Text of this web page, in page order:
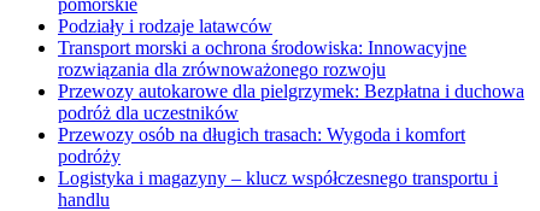
Podziały i rodzaje latawców
Transport morski a ochrona środowiska: Innowacyjne
rozwiązania dla zrównoważonego rozwoju
Przewozy autokarowe dla pielgrzymek: Bezpłatna i duchowa
podróż dla uczestników
Przewozy osób na długich trasach: Wygoda i komfort
podróży
Logistyka i magazyny – klucz współczesnego transportu i
handlu